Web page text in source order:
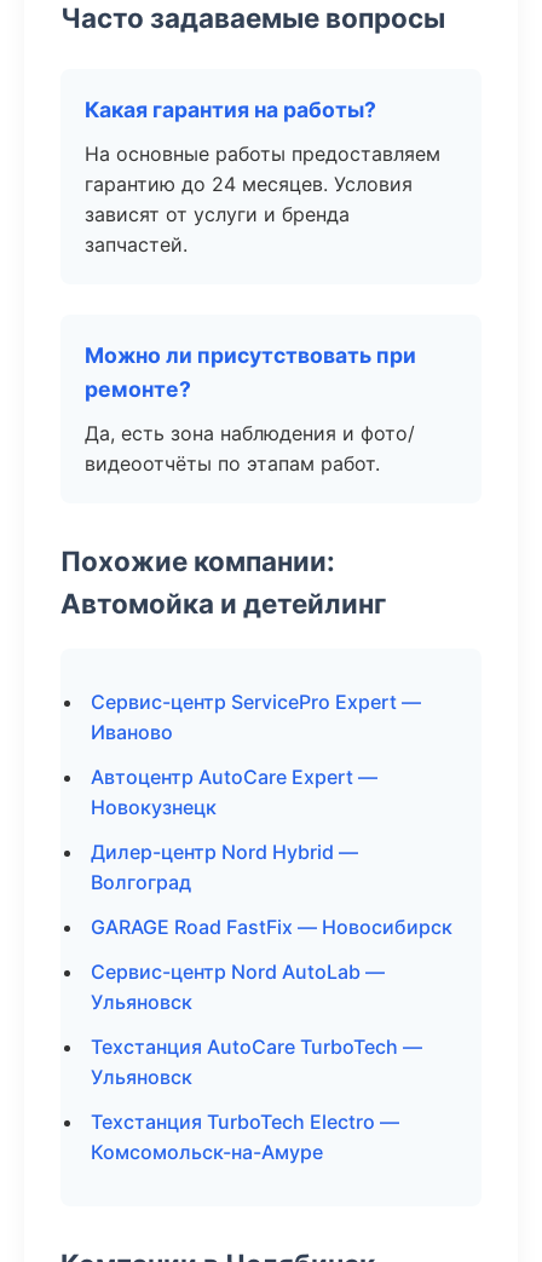
Часто задаваемые вопросы
Какая гарантия на работы?
На основные работы предоставляем
гарантию до 24 месяцев. Условия
зависят от услуги и бренда
запчастей.
Можно ли присутствовать при
ремонте?
Да, есть зона наблюдения и фото/
видеоотчёты по этапам работ.
Похожие компании:
Автомойка и детейлинг
Сервис-центр ServicePro Expert —
Иваново
Автоцентр AutoCare Expert —
Новокузнецк
Дилер-центр Nord Hybrid —
Волгоград
GARAGE Road FastFix — Новосибирск
Сервис-центр Nord AutoLab —
Ульяновск
Техстанция AutoCare TurboTech —
Ульяновск
Техстанция TurboTech Electro —
Комсомольск-на-Амуре